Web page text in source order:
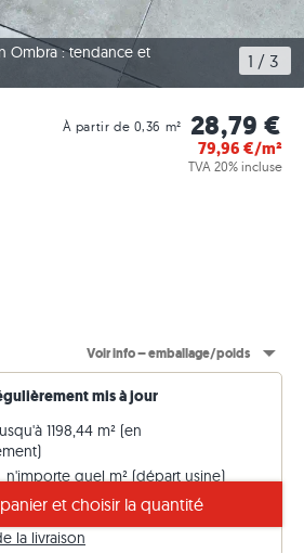
Ombra : tendance et
1 / 3
À partir de 0,36 m² 28,79 €
79,96 €/m²
TVA 20% incluse
Voir info – emballage/poids
mis à jour
1198,44 m² (en
n'importe quel m² (départ usine)
de 99€. Prix TTC (TVA 20 %)
la livraison
et choisir la quantité